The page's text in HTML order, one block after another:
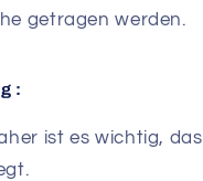
getragen werden.
:
ist es wichtig,